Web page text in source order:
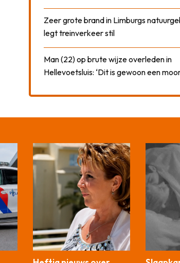
Zeer grote brand in Limburgs
legt treinverkeer stil
Man (22) op brute wijze overleden in
Hellevoetsluis: ‘Dit is gewoon een